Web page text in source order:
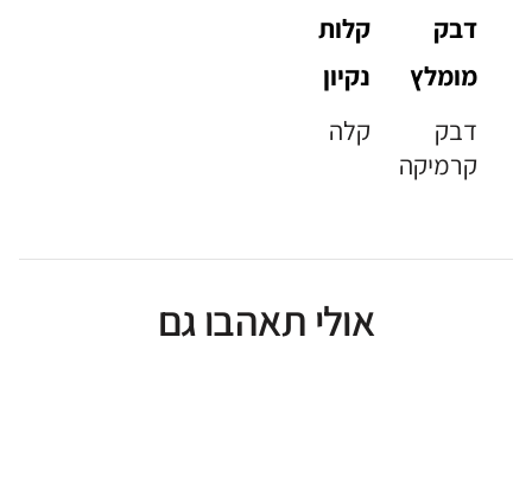
דבק
מומלץ
דבק
קרמיקה
קלות
נקיון
קלה
אולי תאהבו גם